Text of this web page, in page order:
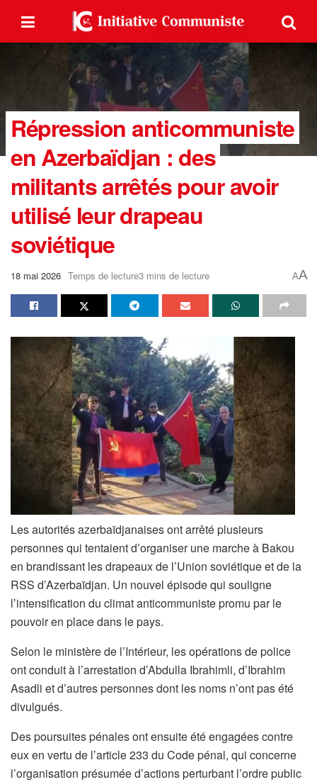
Répression anticommuniste
en Azerbaïdjan : des
militants arrêtés pour avoir
utilisé leur drapeau
soviétique
18 mai 2026 Temps de lecture3 mins de lecture AA
Les autorités azerbaïdjanaises ont arrêté plusieurs
personnes qui tentaient d’organiser une marche à Bakou
en brandissant les drapeaux de l’Union soviétique et de la
RSS d’Azerbaïdjan. Un nouvel épisode qui souligne
l’intensification du climat anticommuniste promu par le
pouvoir en place dans le pays.
Selon le ministère de l’Intérieur, les opérations de police
ont conduit à l’arrestation d’Abdulla Ibrahimli, d’Ibrahim
Asadli et d’autres personnes dont les noms n’ont pas été
divulgués.
Des poursuites pénales ont ensuite été engagées contre
eux en vertu de l’article 233 du Code pénal, qui concerne
l’organisation présumée d’actions perturbant l’ordre public